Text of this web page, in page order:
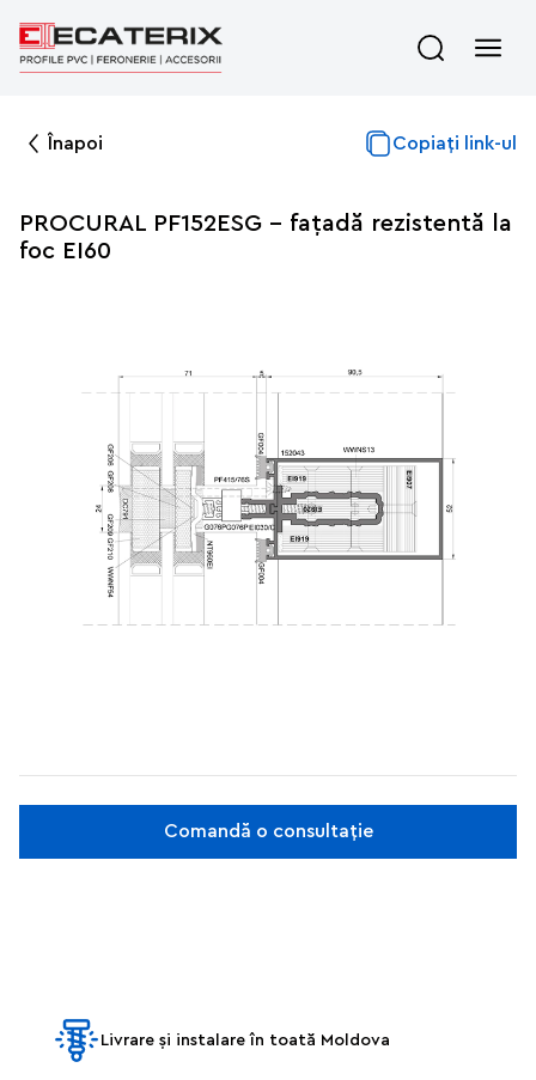
Înapoi Copiați link-ul
PROCURAL PF152ESG - fațadă rezistentă la
foc EI60
Comandă o consultație
Livrare și instalare în toată Moldova